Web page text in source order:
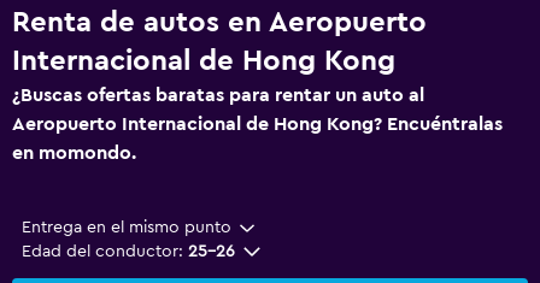
Renta de autos en Aeropuerto
Internacional de Hong Kong
¿Buscas ofertas baratas para rentar un auto al
Aeropuerto Internacional de Hong Kong? Encuéntralas
en momondo.
Entrega en el mismo punto
Edad del conductor: 25-26